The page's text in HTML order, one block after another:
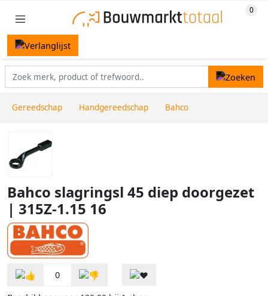
Gereedschap Handgereedschap Bahco
Bahco slagringsl 45 diep doorgezet
| 315Z-1.15 16
0